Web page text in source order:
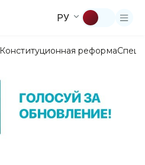
РУ
Конституционная реформа